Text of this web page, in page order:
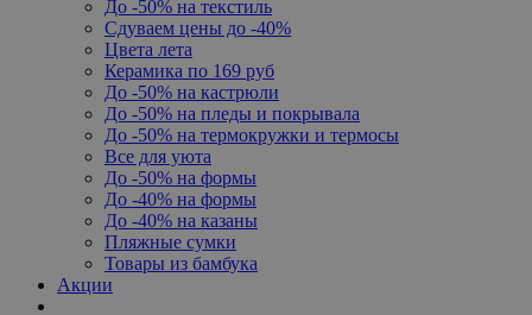
До -50% на текстиль
Сдуваем цены до -40%
Цвета лета
Керамика по 169 руб
До -50% на кастрюли
До -50% на пледы и покрывала
До -50% на термокружки и термосы
Все для уюта
До -50% на формы
До -40% на формы
До -40% на казаны
Пляжные сумки
Товары из бамбука
Акции